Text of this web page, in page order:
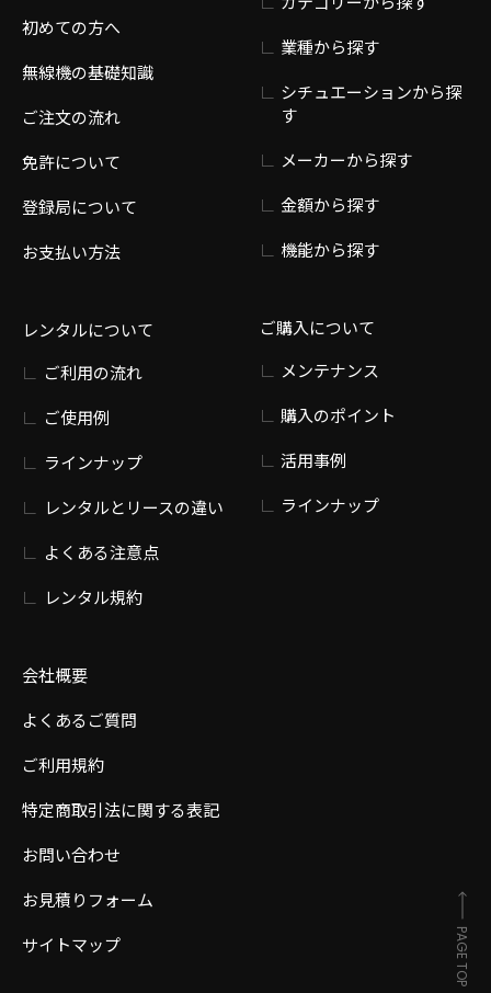
初めての方へ
無線機の基礎知識
ご注文の流れ
免許について
登録局について
お支払い方法
レンタルについて
ご利用の流れ
ご使用例
ラインナップ
レンタルとリースの違い
よくある注意点
レンタル規約
会社概要
よくあるご質問
ご利用規約
特定商取引法に関する表記
お問い合わせ
お見積りフォーム
サイトマップ
業種から探す
シチュエーションから探
す
メーカーから探す
金額から探す
機能から探す
ご購入について
メンテナンス
購入のポイント
活用事例
ラインナップ
PAGE TOP